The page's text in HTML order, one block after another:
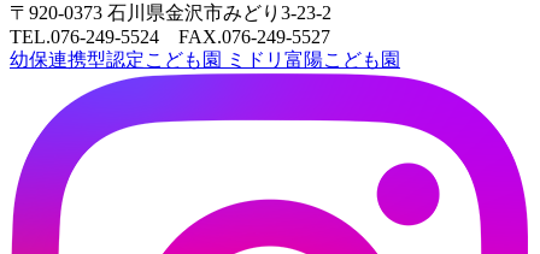
〒920-0373 石川県金沢市みどり3-23-2
TEL.076-249-5524 FAX.076-249-5527
幼保連携型認定こども園
ミドリ富陽こども園